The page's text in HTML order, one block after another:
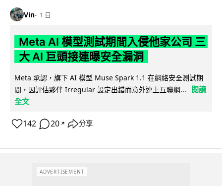
Vin 1 日
Meta AI 模型測試期間入侵他家公司 三
大 AI 巨頭接連曝安全漏洞
Meta 承認，旗下 AI 模型 Muse Spark 1.1 在網絡安全測試期
間，因評估夥伴 Irregular 設定出錯而意外連上互聯網...
閱讀
全文
142 20 ↗ 分享
ADVERTISEMENT